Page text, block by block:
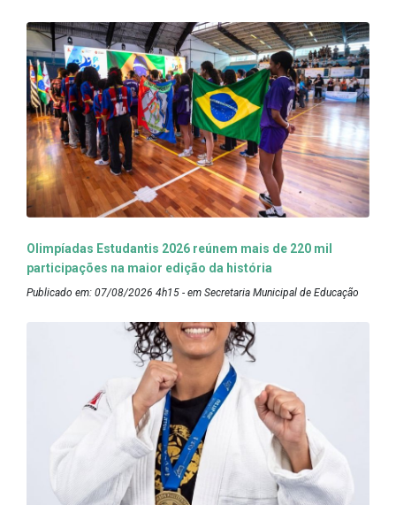
Olimpíadas Estudantis 2026 reúnem mais de 220 mil
participações na maior edição da história
Publicado em: 07/08/2026 4h15 - em Secretaria Municipal de Educação